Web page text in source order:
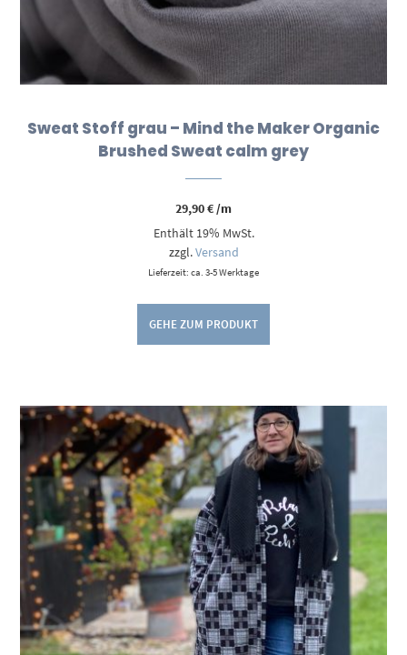
Sweat Stoff grau – Mind the Maker Organic
Brushed Sweat calm grey
29,90€/m
Enthält 19% MwSt.
zzgl.Versand
Lieferzeit: ca. 3-5 Werktage
GEHE ZUM PRODUKT